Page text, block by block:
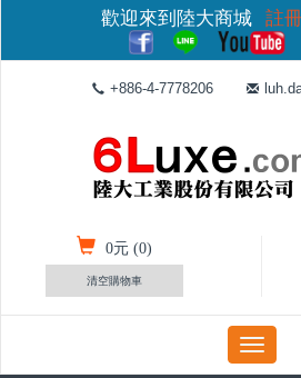
歡迎來到陸大商城 註
+886-4-7778206
0元 (0)
清空購物車
Toggle